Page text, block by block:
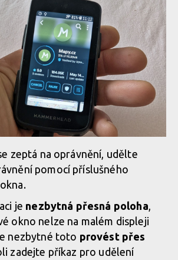
zeptá na oprávnění, udělte
pomocí příslušného
je nezbytná přesná poloha,
okno nelze na malém displeji
nezbytné toto provést přes
zadejte příkaz pro udělení